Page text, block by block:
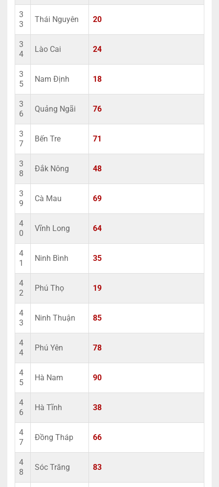
3
3
Thái Nguyên 20
3
4
Lào Cai 24
3
5
Nam Định 18
3
6
Quảng Ngãi 76
3
7
Bến Tre 71
3
8
Đắk Nông 48
3
9
Cà Mau 69
4
0
Vĩnh Long 64
4
1
Ninh Bình 35
4
2
Phú Thọ 19
4
3
Ninh Thuận 85
4
4
Phú Yên 78
4
5
Hà Nam 90
4
6
Hà Tĩnh 38
4
7
Đồng Tháp 66
4
8
Sóc Trăng 83